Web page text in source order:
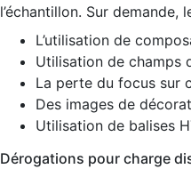
l’échantillon. Sur
L’utilisation de
Utilisation de champs
La perte du focus sur
Des images de
Utilisation de balises
Dérogations pour charge